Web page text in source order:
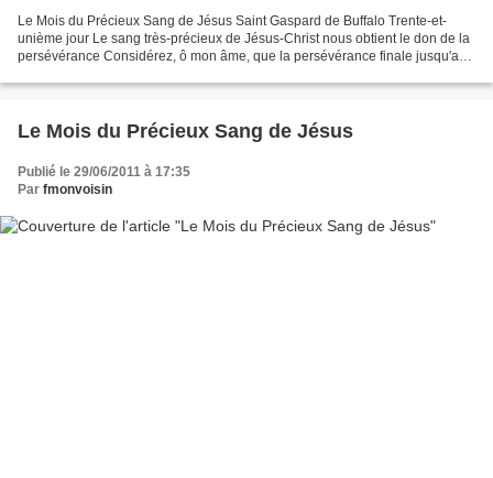
Le Mois du Précieux Sang de Jésus Saint Gaspard de Buffalo Trente-et-
unième jour Le sang très-précieux de Jésus-Christ nous obtient le don de la
persévérance Considérez, ô mon âme, que la persévérance finale jusqu'au
Le Mois du Précieux Sang de Jésus
Publié le 29/06/2011 à 17:35
Par fmonvoisin